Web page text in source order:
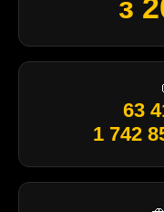
з
63
1 742